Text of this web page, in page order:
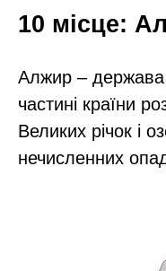
10 місце:
Алжир – держава
частині країни
Великих річок і
нечисленних